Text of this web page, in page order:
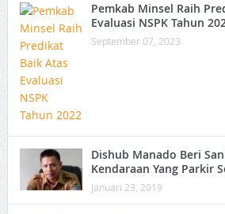
Pemkab Minsel Raih
Evaluasi NSPK Tahun
September 07, 2023
Dishub Manado Beri
Kendaraan Yang Parkir
Januari 23, 2019